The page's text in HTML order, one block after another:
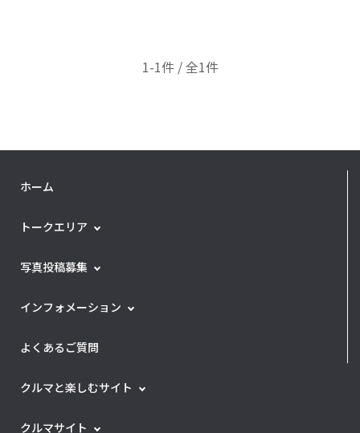
1-1件 / 全1件
ホーム
トークエリア
写真投稿募集
インフォメーション
よくあるご質問
クルマと楽しむサイト
クルマサイト